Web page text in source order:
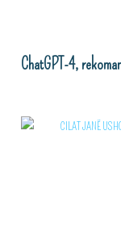
ChatGPT-4,